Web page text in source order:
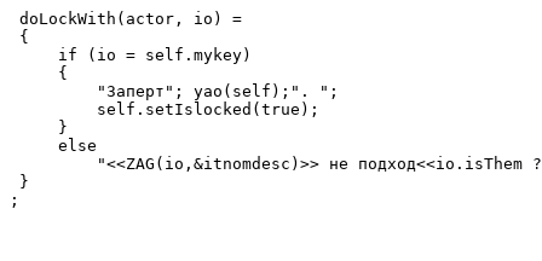
doLockWith(actor, io) =
{
     if (io = self.mykey)
     {
         "Заперт"; yao(self);". ";
         self.setIslocked(true);
     }
     else
"<<ZAG(io,&itnomdesc)>> не подход<<io.isThem
}
;